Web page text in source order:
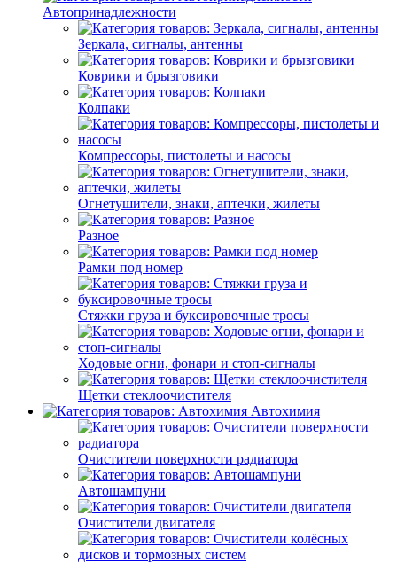
Автопринадлежности
Зеркала, сигналы, антенны
Коврики и брызговики
Колпаки
Компрессоры, пистолеты и насосы
Огнетушители, знаки, аптечки, жилеты
Разное
Рамки под номер
Стяжки груза и буксировочные тросы
Ходовые огни, фонари и стоп-сигналы
Щетки стеклоочистителя
Автохимия
Очистители поверхности радиатора
Автошампуни
Очистители двигателя